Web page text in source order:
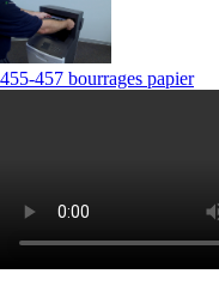
455-457 bourrages papier